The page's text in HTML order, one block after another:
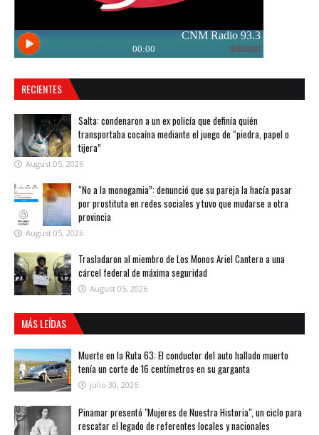
RECIENTES
Salta: condenaron a un ex policía que definía quién
transportaba cocaína mediante el juego de “piedra, papel o
tijera”
August 05, 2026
“No a la monogamia”: denunció que su pareja la hacía pasar
por prostituta en redes sociales y tuvo que mudarse a otra
provincia
August 05, 2026
Trasladaron al miembro de Los Monos Ariel Cantero a una
cárcel federal de máxima seguridad
August 05, 2026
MÁS LEÍDAS
Muerte en la Ruta 63: El conductor del auto hallado muerto
tenía un corte de 16 centímetros en su garganta
julio 30, 2026
Pinamar presentó "Mujeres de Nuestra Historia", un ciclo para
rescatar el legado de referentes locales y nacionales